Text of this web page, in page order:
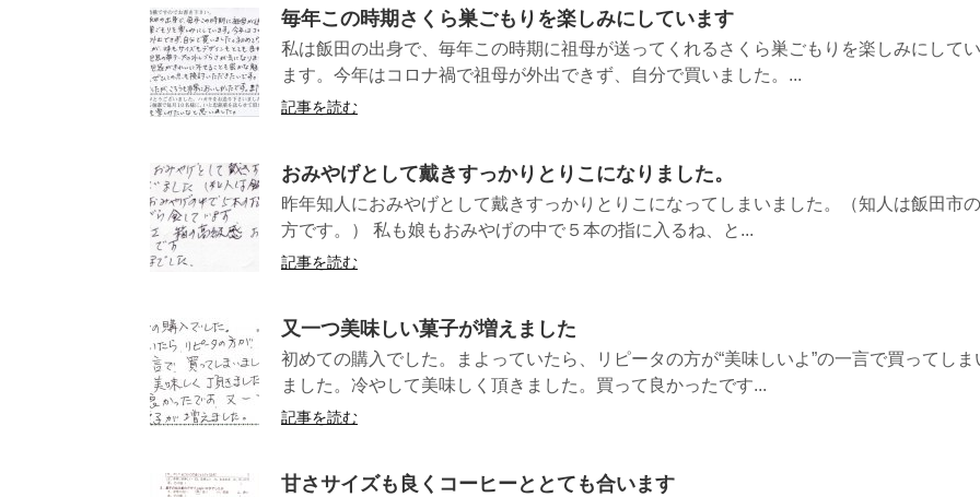
毎年この時期さくら巣ごもりを楽しみにしています
私は飯田の出身で、毎年この時期に祖母が送ってくれるさくら巣ごもりを楽しみにしてい
ます。今年はコロナ禍で祖母が外出できず、自分で買いました。...
記事を読む
おみやげとして戴きすっかりとりこになりました。
昨年知人におみやげとして戴きすっかりとりこになってしまいました。（知人は飯田市の
方です。） 私も娘もおみやげの中で５本の指に入るね、と...
記事を読む
又一つ美味しい菓子が増えました
初めての購入でした。まよっていたら、リピータの方が“美味しいよ”の一言で買ってしま
ました。冷やして美味しく頂きました。買って良かったです...
記事を読む
甘さサイズも良くコーヒーととても合います